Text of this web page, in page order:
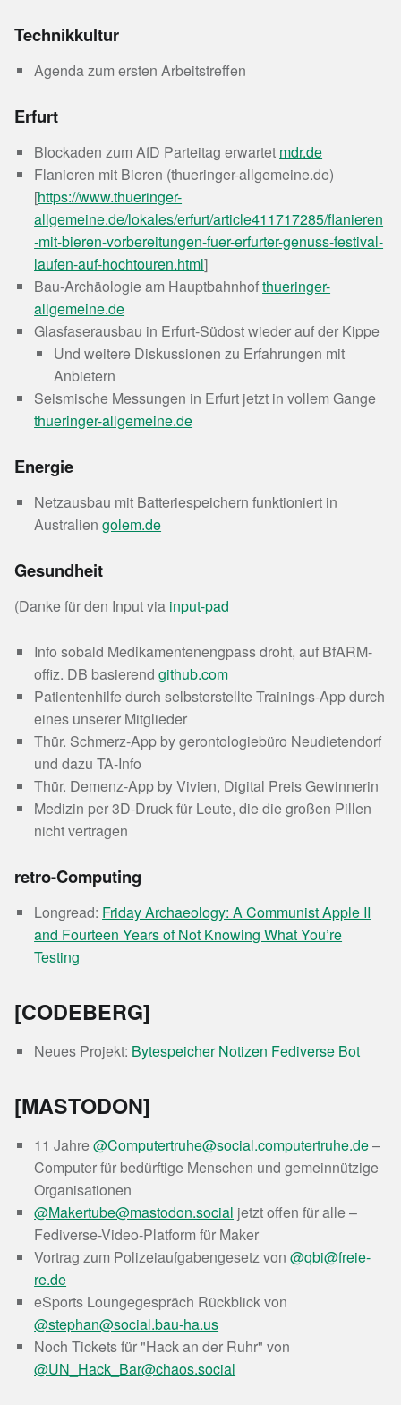
Technikkultur
Agenda zum ersten Arbeitstreffen
Erfurt
Blockaden zum AfD Parteitag erwartet mdr.de
Flanieren mit Bieren (thueringer-allgemeine.de)
[https://www.thueringer-
allgemeine.de/lokales/erfurt/article411717285/flanieren
-mit-bieren-vorbereitungen-fuer-erfurter-genuss-festival-
laufen-auf-hochtouren.html]
Bau-Archäologie am Hauptbahnhofthueringer-
allgemeine.de
Glasfaserausbau in Erfurt-Südost wieder auf der Kippe
Und weitere Diskussionen zu Erfahrungen mit
Anbietern
Seismische Messungen in Erfurt jetzt in vollem Gange
thueringer-allgemeine.de
Energie
Netzausbau mit Batteriespeichern funktioniert in
Australiengolem.de
Gesundheit
(Danke für den Input via input-pad
Info sobald Medikamentenengpass droht, auf BfARM-
offiz. DB basierendgithub.com
Patientenhilfe durch selbsterstellte Trainings-App durch
eines unserer Mitglieder
Thür. Schmerz-App by gerontologiebüro Neudietendorf
und dazu TA-Info
Thür. Demenz-App by Vivien, Digital Preis Gewinnerin
Medizin per 3D-Druck für Leute, die die großen Pillen
nicht vertragen
retro-Computing
Longread: Friday Archaeology: A Communist Apple II
and Fourteen Years of Not Knowing What You’re
Testing
[CODEBERG]
Neues Projekt: Bytespeicher Notizen Fediverse Bot
[MASTODON]
11 Jahre@Computertruhe@social.computertruhe.de–
Computer für bedürftige Menschen und gemeinnützige
Organisationen
@Makertube@mastodon.social jetzt offen für alle –
Fediverse-Video-Platform für Maker
Vortrag zum Polizeiaufgabengesetz von@qbi@freie-
re.de
eSports Loungegespräch Rückblick von
@stephan@social.bau-ha.us
Noch Tickets für "Hack an der Ruhr" von
@UN_Hack_Bar@chaos.social